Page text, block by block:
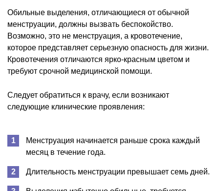
Обильные выделения, отличающиеся от обычной
менструации, должны вызвать беспокойство.
Возможно, это не менструация, а кровотечение,
которое представляет серьезную опасность для жизни.
Кровотечения отличаются ярко-красным цветом и
требуют срочной медицинской помощи.
Следует обратиться к врачу, если возникают
следующие клинические проявления:
Менструация начинается раньше срока каждый
месяц в течение года.
Длительность менструации превышает семь дней.